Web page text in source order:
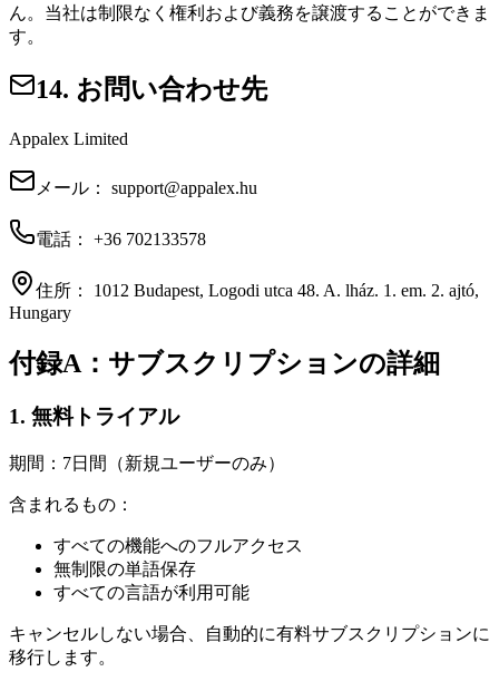
ん。当社は制限なく権利および義務を譲渡することができま
す。
14. お問い合わせ先
Appalex Limited
メール： support@appalex.hu
電話： +36 702133578
住所：
1012 Budapest, Logodi utca 48. A. lház. 1. em. 2. ajtó,
Hungary
付録A：サブスクリプションの詳細
1. 無料トライアル
期間：7日間（新規ユーザーのみ）
含まれるもの：
すべての機能へのフルアクセス
無制限の単語保存
すべての言語が利用可能
キャンセルしない場合、自動的に有料サブスクリプションに
移行します。